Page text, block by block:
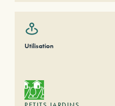
Utilisation